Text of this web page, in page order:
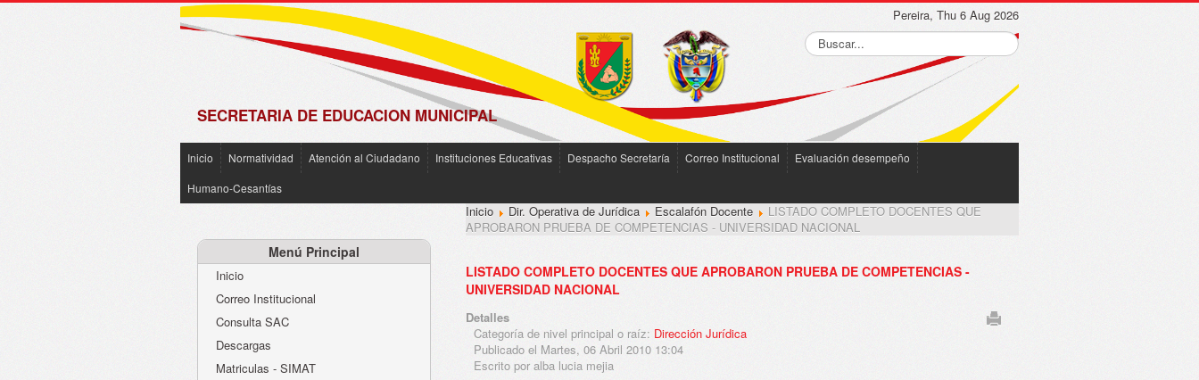
SECRETARIA DE EDUCACION MUNICIPAL
Pereira, Thu 6 Aug 2026
Inicio Normatividad Atención al Ciudadano Instituciones Educativas Despacho Secretaría Correo Institucional
Evaluación desempeño
Humano-Cesantías
Menú Principal
Inicio
Correo Institucional
Consulta SAC
Descargas
Matriculas - SIMAT
de
Inicio Dir. Operativa de Jurídica Escalafón Docente
LISTADO COMPLETO DOCENTES QUE
APROBARON PRUEBA DE COMPETENCIAS - UNIVERSIDAD NACIONAL
LISTADO COMPLETO DOCENTES QUE APROBARON PRUEBA DE COMPETENCIAS -
UNIVERSIDAD NACIONAL
Detalles
Categoría de nivel principal o raíz: Dirección Jurídica
Publicado el Martes, 06 Abril 2010 13:04
Escrito por alba lucia mejia